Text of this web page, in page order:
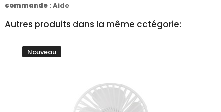
commande : Aide
Autres produits dans la même catégorie:
Nouveau